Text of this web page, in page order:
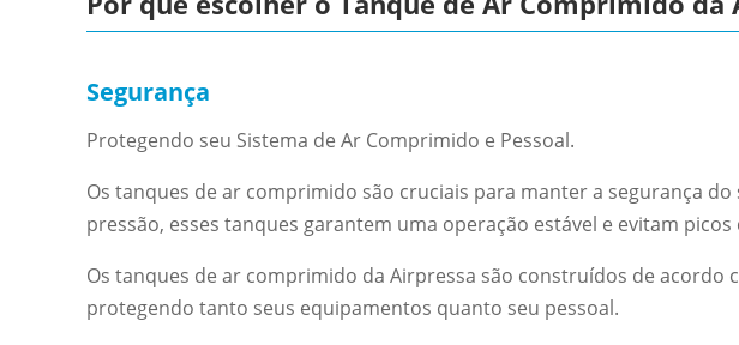
Segurança
Protegendo seu Sistema de Ar Comprimido e Pessoal.
Os tanques de ar comprimido são cruciais para manter a segurança
pressão, esses tanques garantem uma operação estável e evitam
Os tanques de ar comprimido da Airpressa são construídos de
protegendo tanto seus equipamentos quanto seu pessoal.